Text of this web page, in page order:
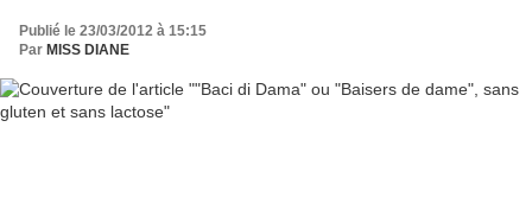
Publié le 23/03/2012 à 15:15
Par MISS DIANE